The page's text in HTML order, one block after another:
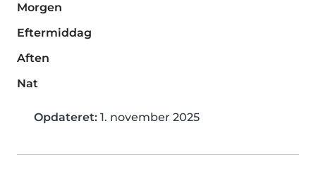
Morgen
Eftermiddag
Aften
Nat
Opdateret: 1. november 2025